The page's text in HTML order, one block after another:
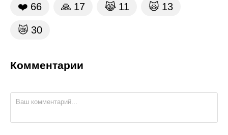
❤️ 66 🙏 17 😹 11 🙀 13
😿 30
Комментарии